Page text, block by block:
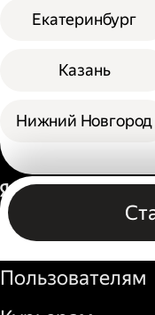
Екатеринбург
Казань
Нижний Новгород
Бизнесу
Пользователям